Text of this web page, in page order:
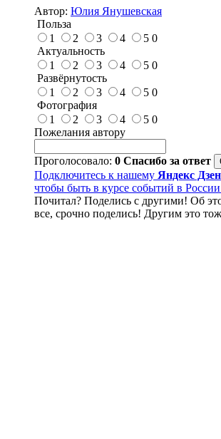
Автор: Юлия Янушевская
Польза
1
2 3 4 5 0
Актуальность
1
2 3 4 5 0
Развёрнутость
1
2 3 4 5 0
Фотография
1
2 3 4 5 0
Пожелания автору
Проголосовало: 0 Спасибо за ответ
Подключитесь к нашему Яндекс Дзен
чтобы быть в курсе событий в
Почитал? Поделись с другими! Об
все, срочно поделись! Другим это